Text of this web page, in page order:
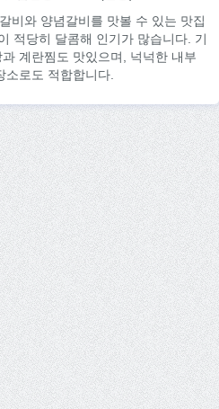
비와 양념갈비를 맛볼 수 있는 맛집
적당히 달콤해 인기가 많습니다. 기
계란찜도 맛있으며, 넉넉한 내부
로도 적합합니다.